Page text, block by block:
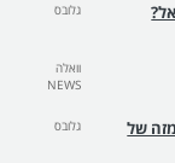
גלובס
וואלה
NEWS
מזה של
גלובס